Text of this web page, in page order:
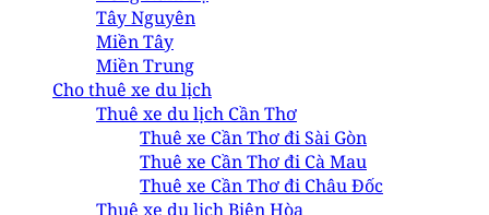
Tây Nguyên
Miền Tây
Miền Trung
Cho thuê xe du lịch
Thuê xe du lịch Cần Thơ
Thuê xe Cần Thơ đi Sài Gòn
Thuê xe Cần Thơ đi Cà Mau
Thuê xe Cần Thơ đi Châu Đốc
Thuê xe du lịch Biên Hòa